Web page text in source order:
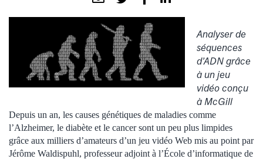
Analyser de
séquences
d’ADN grâce
à un jeu
vidéo conçu
à McGill
Depuis un an, les causes génétiques de maladies comme
l’Alzheimer, le diabète et le cancer sont un peu plus limpides
grâce aux milliers d’amateurs d’un jeu vidéo Web mis au point par
Jérôme Waldispuhl, professeur adjoint à l’École d’informatique de